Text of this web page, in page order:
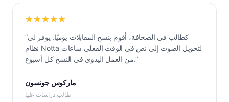
“كطالب في الصحافة، أقوم بنسخ المقابلات يوميًا. يوفر لي
نظام Notta لتحويل الصوت إلى نص في الوقت الفعلي ساعات
من العمل اليدوي في النسخ كل أسبوع.”
ماركوس جونسون
طالب دراسات عليا